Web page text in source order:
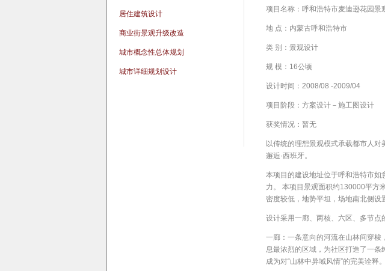
居住建筑设计
商业街景观升级改造
城市概念性总体规划
城市详细规划设计
项目名称：呼和浩特市麦迪逊花园景
地 点：内蒙古呼和浩特市
类 别：景观设计
规 模：16公顷
设计时间：2008/08 -2009/04
项目阶段：方案设计－施工图设计
获奖情况：暂无
以传统的理想景观模式承载都市人
邂逅·西班牙。
本项目的建设地址位于呼和浩特市
力。 本项目景观面积约130000平方
密度较低，地势平坦，场地南北侧设
设计采用一廊、两核、六区、多节点
一廊：一条意向的河流在山林间穿
息最浓烈的区域，为社区打造了一条
成为对“山林中异域风情”的完美诠释。